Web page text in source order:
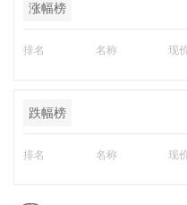
涨幅榜
排名 名称 现
跌幅榜
排名 名称 现